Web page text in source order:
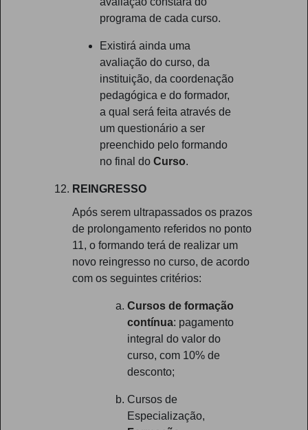
programa de cada curso.
Existirá ainda uma
avaliação do curso, da
instituição, da coordenação
pedagógica e do formador,
a qual será feita através de
um questionário a ser
preenchido pelo formando
no final do Curso.
REINGRESSO
Após serem ultrapassados os prazos
de prolongamento referidos no ponto
11, o formando terá de realizar um
novo reingresso no curso, de acordo
com os seguintes critérios:
Cursos de formação
contínua: pagamento
integral do valor do
curso, com 10% de
desconto;
Cursos de
Especialização,